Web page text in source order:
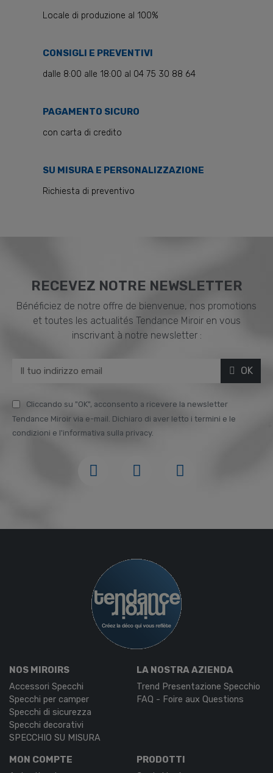
Locale di produzione al 100%
CONSIGLI E PREVENTIVI
dalle 8:00 alle 18:00 al 04 75 30 88 64
PAGAMENTO SICURO
con carta di credito
SU MISURA E PERSONALIZZAZIONE
Richiesta di preventivo
RECEVEZ NOTRE NEWSLETTER
Bénéficiez de notre offre de bienvenue, nos promotions
et toutes les actualités Tendance Miroir en vous
inscrivant à notre newsletter :
OK
Cliccando su "OK", acconsento a ricevere la newsletter
Tendance Miroir via e-mail. Dichiaro di aver letto i termini e le
condizioni e l'informativa sulla privacy.
NOS MIROIRS
Accessori Specchi
Specchi per camper
Specchi di sicurezza
Specchi decorativi
SPECCHIO SU MISURA
LA NOSTRA AZIENDA
Trend Presentazione Specchio
FAQ - Foire aux Questions
MON COMPTE PRODOTTI